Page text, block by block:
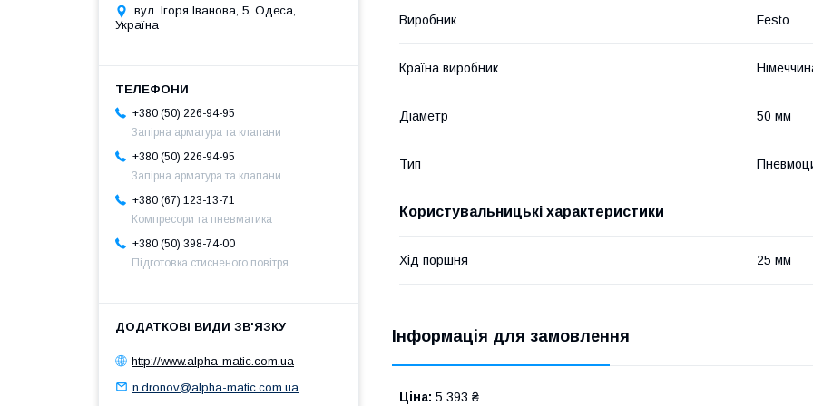
Виробник Festo
Країна виробник
Діаметр 50 мм
Тип
Користувальницькі характеристики
Хід поршня 25 мм
Інформація для замовлення
Ціна: 5 393 ₴
вул. Ігоря Іванова, 5, Одеса,
Україна
+380 (50) 226-94-95
Запірна арматура та клапани
+380 (50) 226-94-95
Запірна арматура та клапани
+380 (67) 123-13-71
Компресори та пневматика
+380 (50) 398-74-00
Підготовка стисненого повітря
http://www.alpha-matic.com.ua
n.dronov@alpha-matic.com.ua